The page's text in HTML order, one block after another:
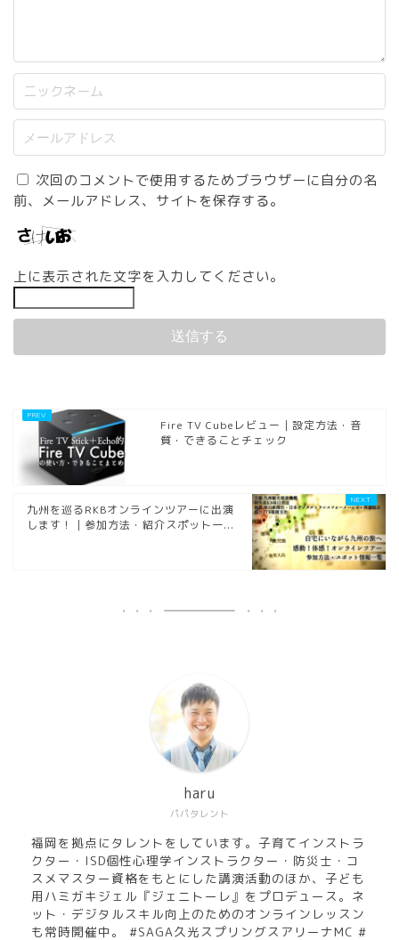
次回のコメントで使用するためブラウザーに自分の名
前、メールアドレス、サイトを保存する。
上に表示された文字を入力してください。
Fire TV Cubeレビュー｜設定方法・音
質・できることチェック
九州を巡るRKBオンラインツアーに出演
します！｜参加方法・紹介スポット一...
パパタレント
haru
福岡を拠点にタレントをしています。子育てインストラ
クター・ISD個性心理学インストラクター・防災士・コ
スメマスター資格をもとにした講演活動のほか、子ども
用ハミガキジェル『ジェニトーレ』をプロデュース。ネ
ット・デジタルスキル向上のためのオンラインレッスン
も常時開催中。 #SAGA久光スプリングスアリーナMC #